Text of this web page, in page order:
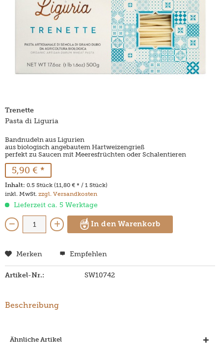
Trenette
Pasta di Liguria
Bandnudeln aus Ligurien
aus biologisch angebautem Hartweizengrieß
perfekt zu Saucen mit Meeresfrüchten oder Schalentieren
5,90 € *
Inhalt: 0.5 Stück (11,80 € * / 1 Stück)
inkl. MwSt. zzgl. Versandkosten
Lieferzeit ca. 5 Werktage
In den Warenkorb
Merken Empfehlen
Artikel-Nr.: SW10742
Beschreibung
Ähnliche Artikel